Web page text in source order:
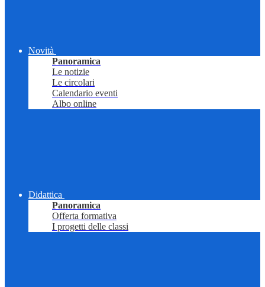
Novità
Panoramica
Le notizie
Le circolari
Calendario eventi
Albo online
Didattica
Panoramica
Offerta formativa
I progetti delle classi